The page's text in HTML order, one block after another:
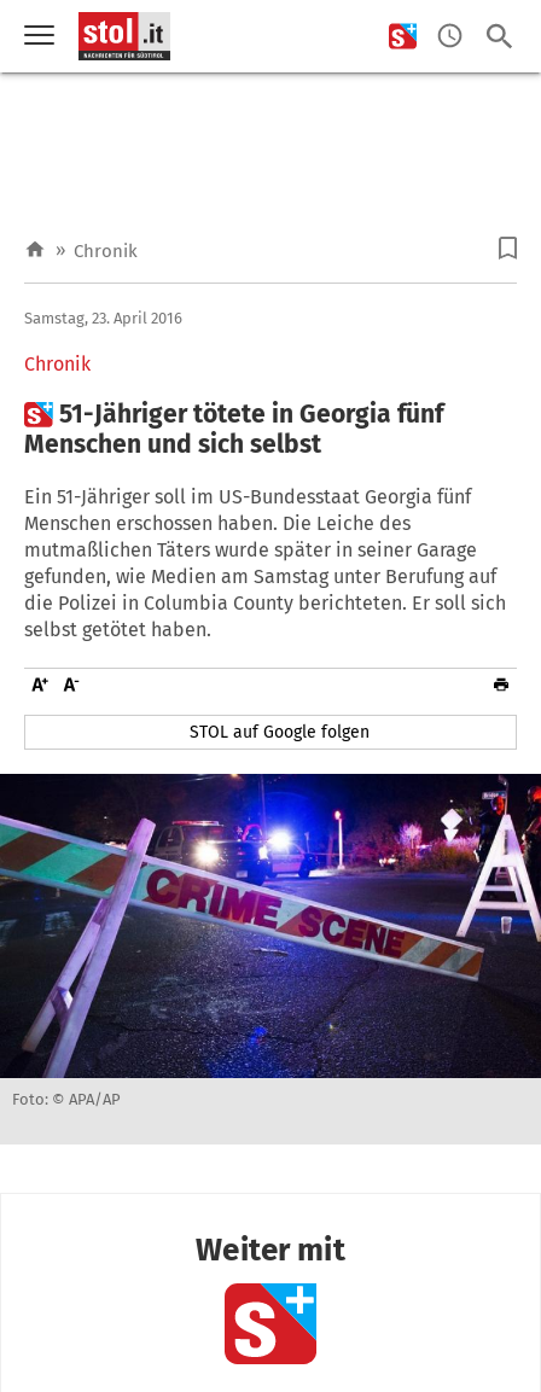
» Chronik
Chronik
Samstag, 23. April 2016
51-Jähriger tötete in Georgia fünf
Menschen und sich selbst
Ein 51-Jähriger soll im US-Bundesstaat Georgia fünf
Menschen erschossen haben. Die Leiche des
mutmaßlichen Täters wurde später in seiner Garage
gefunden, wie Medien am Samstag unter Berufung auf
die Polizei in Columbia County berichteten. Er soll sich
selbst getötet haben.
STOL auf Google folgen
Foto: © APA/AP